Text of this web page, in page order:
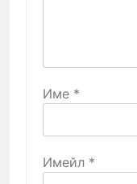
Име *
Имейл *